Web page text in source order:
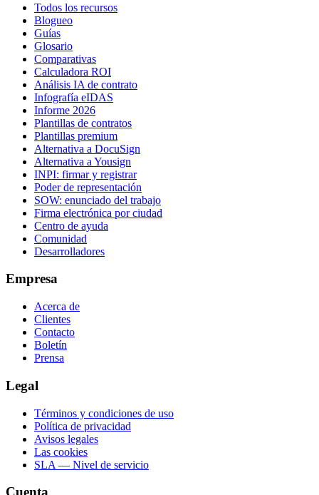
Todos los recursos
Blogueo
Guías
Glosario
Comparativas
Calculadora ROI
Análisis IA de contrato
Infografía eIDAS
Informe 2026
Plantillas de contratos
Plantillas premium
Alternativa a DocuSign
Alternativa a Yousign
INPI: firmar y registrar
Poder de representación
SOW: enunciado del trabajo
Firma electrónica por ciudad
Centro de ayuda
Comunidad
Desarrolladores
Empresa
Acerca de
Clientes
Contacto
Boletín
Prensa
Legal
Términos y condiciones de uso
Política de privacidad
Avisos legales
Las cookies
SLA — Nivel de servicio
Cuenta